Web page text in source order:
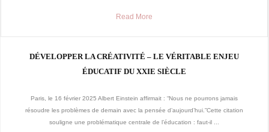
Read More
DÉVELOPPER LA CRÉATIVITÉ – LE VÉRITABLE ENJEU
ÉDUCATIF DU XXIE SIÈCLE
Paris, le 16 février 2025 Albert Einstein affirmait : “Nous ne pourrons jamais
résoudre les problèmes de demain avec la pensée d’aujourd’hui.”Cette citation
souligne une problématique centrale de l’éducation : faut-il ...